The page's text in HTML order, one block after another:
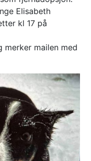
Elisabeth
kl 17 på
merker mailen med